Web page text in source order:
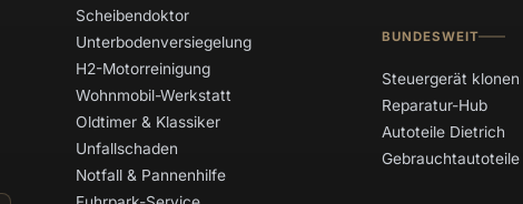
Scheibendoktor
Unterbodenversiegelung
H2-Motorreinigung
Wohnmobil-Werkstatt
Oldtimer & Klassiker
Unfallschaden
Notfall & Pannenhilfe
BUNDESWEIT
Steuergerät klonen
Reparatur-Hub
Autoteile Dietrich
Gebrauchtautoteile